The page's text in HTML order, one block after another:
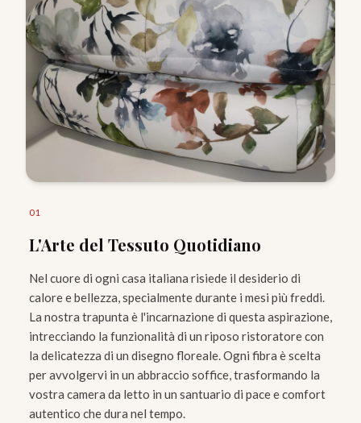
01
L'Arte del Tessuto Quotidiano
Nel cuore di ogni casa italiana risiede il desiderio di
calore e bellezza, specialmente durante i mesi più freddi.
La nostra trapunta è l'incarnazione di questa aspirazione,
intrecciando la funzionalità di un riposo ristoratore con
la delicatezza di un disegno floreale. Ogni fibra è scelta
per avvolgervi in un abbraccio soffice, trasformando la
vostra camera da letto in un santuario di pace e comfort
autentico che dura nel tempo.